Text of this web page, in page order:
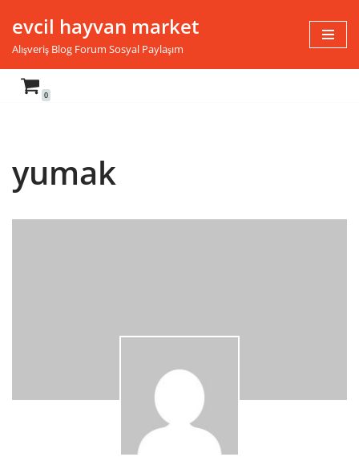
İçeriğe
evcil hayvan market
Alışveriş Blog Forum Sosyal Paylaşım
0
yumak